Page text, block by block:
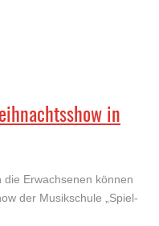
in
Erwachsenen können
der Musikschule „Spiel-